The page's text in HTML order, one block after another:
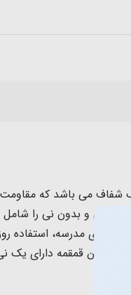
جنس آکرولیک شفاف می باشد
و بدون نی را شامل
برای مدرسه، استفاده
استفاده، قمقمه را بشورید. این قمقمه نی دار فانتزی 700